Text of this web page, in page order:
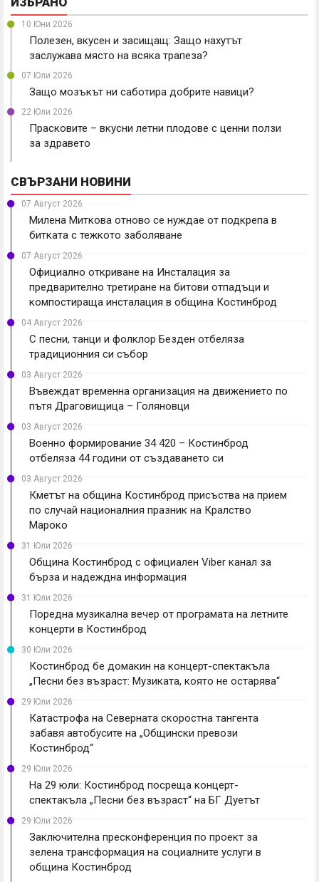
10 Юни 2026
Полезен, вкусен и засищащ: Защо нахутът
заслужава място на всяка трапеза?
07 Юли 2026
Защо мозъкът ни саботира добрите навици?
22 Юли 2026
Прасковите – вкусни летни плодове с ценни ползи
за здравето
СВЪРЗАНИ НОВИНИ
07 Август 2026
Милена Миткова отново се нуждае от подкрепа в
битката с тежкото заболяване
07 Август 2026
Официално откриване на Инсталация за
предварително третиране на битови отпадъци и
компостираща инсталация в община Костинброд
04 Август 2026
С песни, танци и фолклор Безден отбеляза
традиционния си събор
03 Август 2026
Въвеждат временна организация на движението по
пътя Драговищица – Голяновци
03 Август 2026
Военно формирование 34 420 – Костинброд
отбеляза 44 години от създаването си
03 Август 2026
Кметът на община Костинброд присъства на прием
по случай националния празник на Кралство
Мароко
31 Юли 2026
Община Костинброд с официален Viber канал за
бърза и надеждна информация
31 Юли 2026
Поредна музикална вечер от програмата на летните
концерти в Костинброд
30 Юли 2026
Костинброд бе домакин на концерт-спектакъла
„Песни без възраст: Музиката, която не остарява“
29 Юли 2026
Катастрофа на Северната скоростна тангента
забавя автобусите на „Общински превози
Костинброд“
29 Юли 2026
На 29 юли: Костинброд посреща концерт-
спектакъла „Песни без възраст“ на БГ Дуетът
29 Юли 2026
Заключителна пресконференция по проект за
зелена трансформация на социалните услуги в
община Костинброд